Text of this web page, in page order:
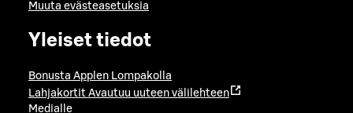
Muuta evästeasetuksia
Yleiset tiedot
Bonusta Applen Lompakolla
Lahjakortit Avautuu uuteen välilehteen
Medialle